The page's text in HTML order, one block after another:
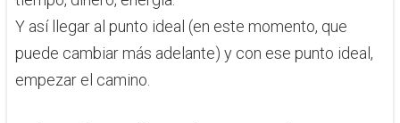
Y así llegar al punto ideal (en este momento, que
puede cambiar más adelante) y con ese punto ideal,
empezar el camino.